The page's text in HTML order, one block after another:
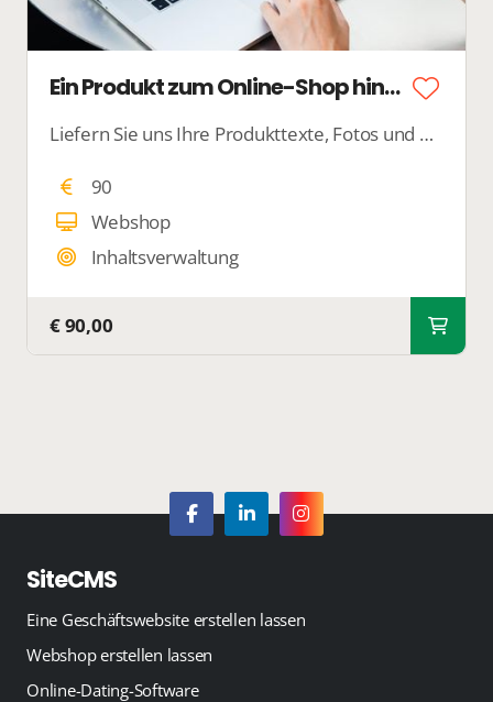
Ein Produkt zum Online-Shop hinzufügen
Liefern Sie uns Ihre Produkttexte, Fotos und Produkteigenschaften, und wir sorgen dafür, dass Ihr Produkt ordentlich in Ihrem Webshop veröffentlicht wird.
90
Webshop
Inhaltsverwaltung
€ 90,00
SiteCMS
Eine Geschäftswebsite erstellen lassen
Webshop erstellen lassen
Online-Dating-Software